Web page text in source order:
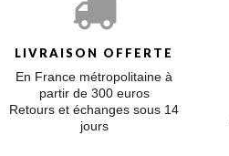
LIVRAISON OFFERTE
En France métropolitaine à
partir de 300 euros
Retours et échanges sous 14
jours